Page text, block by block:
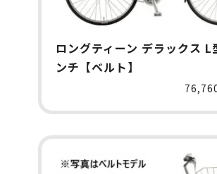
ロングティーン デラックス L
ンチ【ベルト】